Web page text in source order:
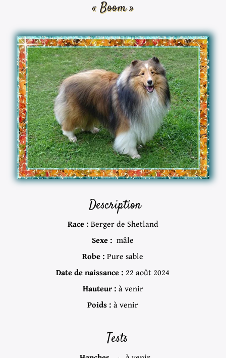
« Boom »
Description
Race : Berger de Shetland
Sexe : mâle
Robe : Pure sable
Date de naissance : 22 août 2024
Hauteur : à venir
Poids : à venir
Tests